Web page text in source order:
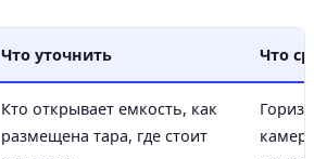
Что уточнить Что
Кто открывает емкость, как
размещена тара, где стоит